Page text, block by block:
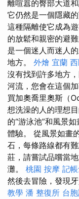
離喧囂的臀部大道
它仍然是一個隱藏
這種隔離使它成為
的放鬆和親密的避難
是一個迷人而迷人
地方。 外燴 宜蘭
沒有找到許多地方
河流，您會在這個
買加奧喬里奧斯（
想洗澡的人的理想目
的“游泳池”和風景
體驗。 從風景如畫
石，每條路線都有
莊，請嘗試品嚐當
灘。 桃園 按摩 記
然後去冒險，發現
教學 潘 整復所 台